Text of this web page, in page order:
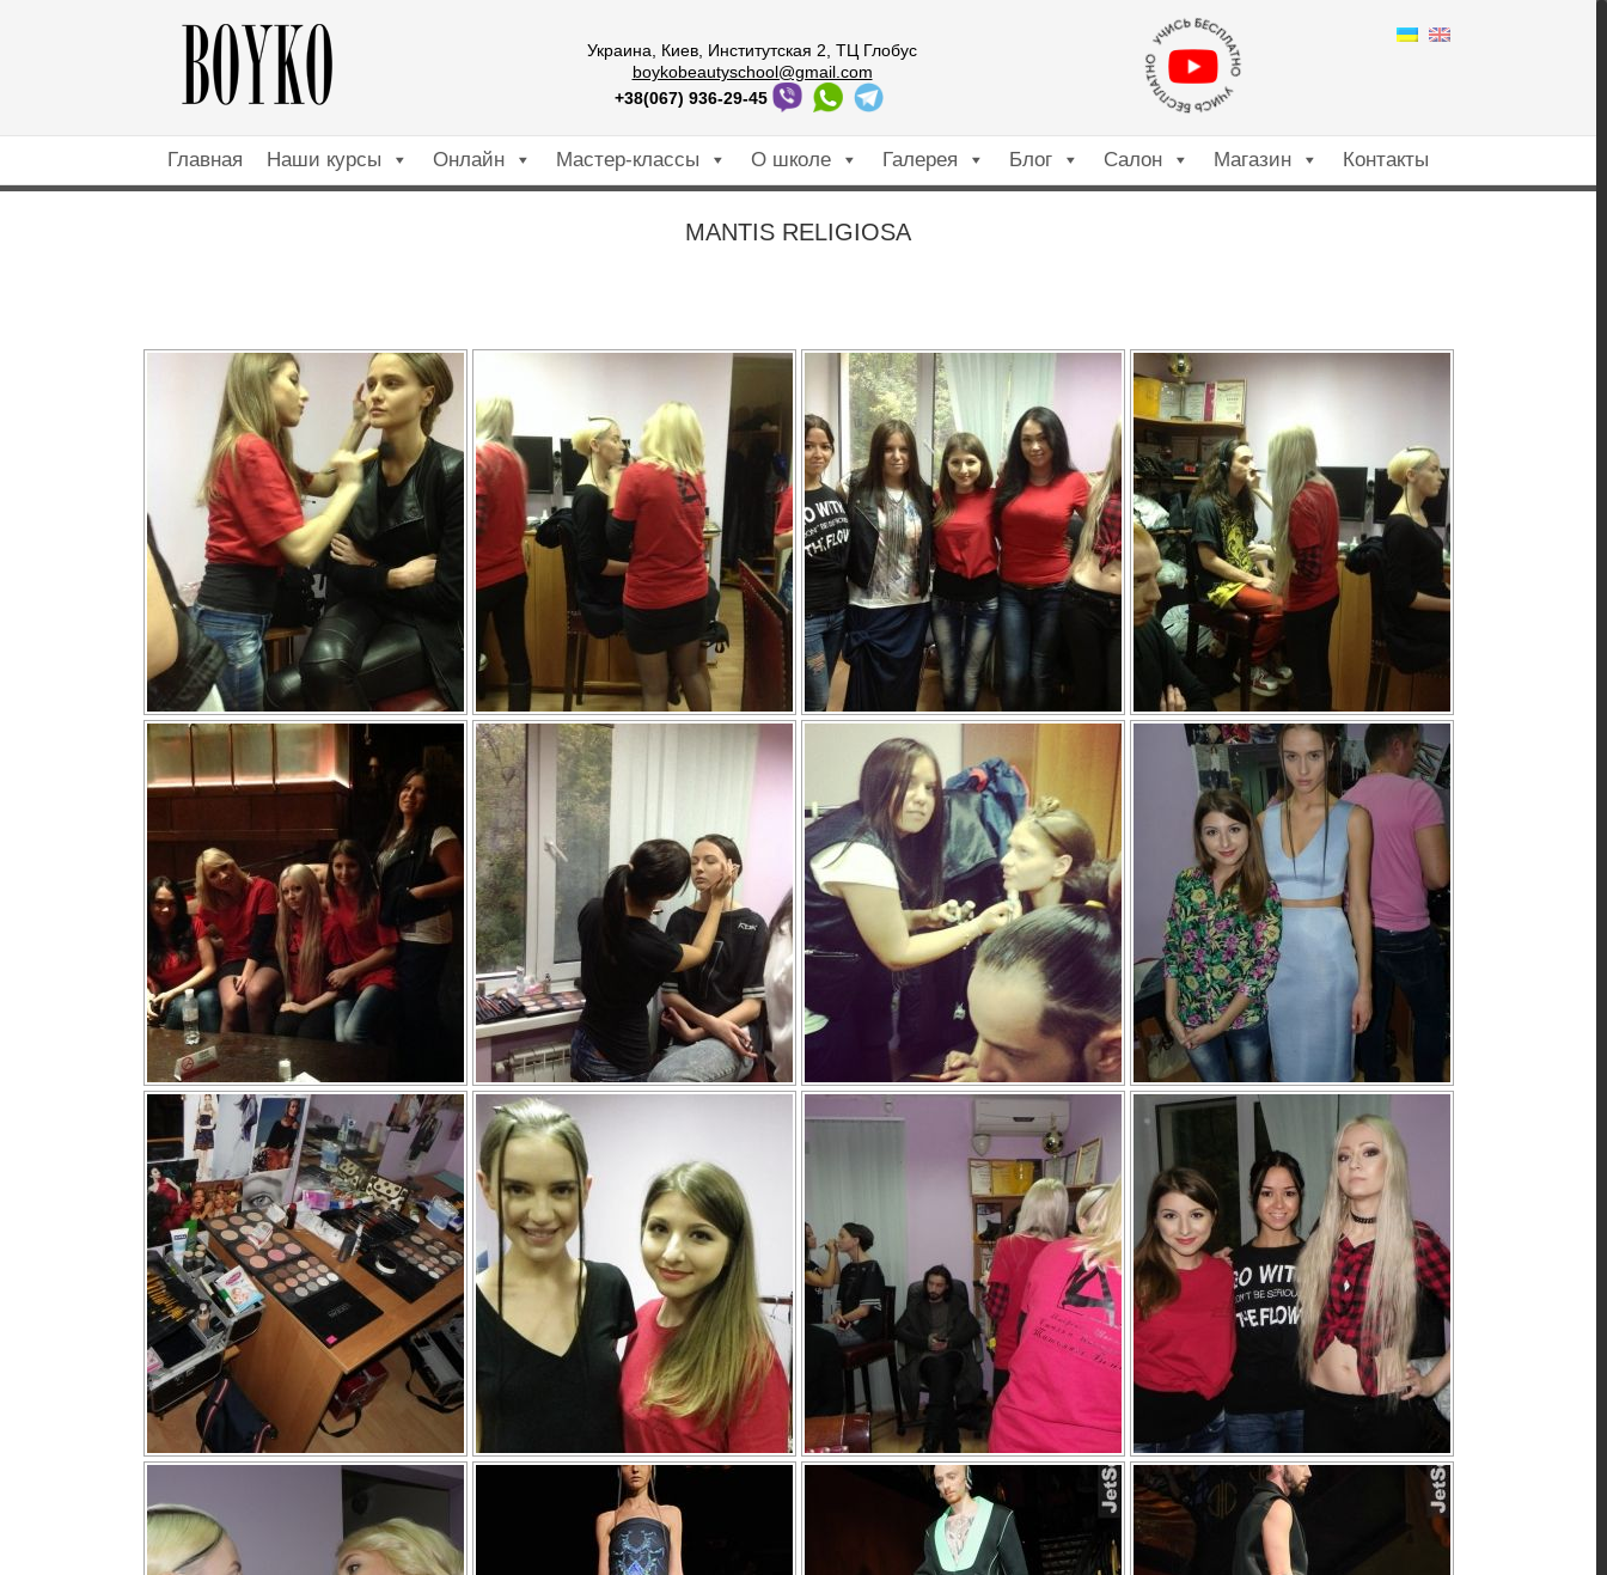
Украина, Киев, Институтская 2, ТЦ Глобус
boykobeautyschool@gmail.com
+38(067) 936-29-45
Главная Наши курсы Онлайн Мастер-классы О школе Галерея Блог Салон Магазин Контакты
MANTIS RELIGIOSA